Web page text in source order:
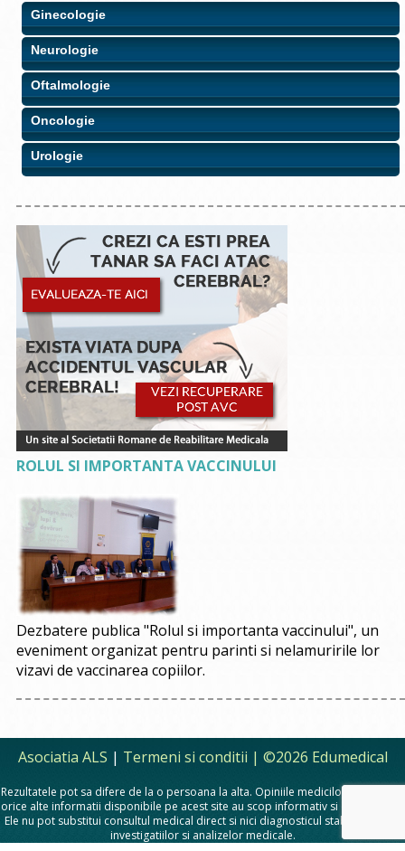
Ginecologie
Neurologie
Oftalmologie
Oncologie
Urologie
ROLUL SI IMPORTANTA VACCINULUI
Dezbatere publica "Rolul si importanta vaccinului", un
eveniment organizat pentru parinti si nelamuririle lor
vizavi de vaccinarea copiilor.
Asociatia ALS | Termeni si conditii | ©2026 Edumedical
Rezultatele pot sa difere de la o persoana la alta. Opiniile medicilor, sfaturile si
orice alte informatii disponibile pe acest site au scop informativ si educational.
Ele nu pot substitui consultul medical direct si nici diagnosticul stabilit in urma
investigatiilor si analizelor medicale.